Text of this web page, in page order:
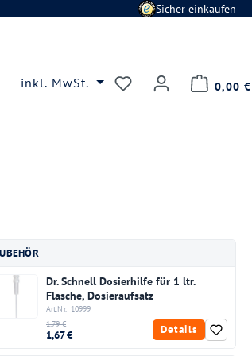
Sicher einkaufen
inkl. MwSt. Du hast 0 0,00 €
Dr. Schnell Dosierhilfe für 1 ltr.
Flasche, Dosieraufsatz
Art.Nr.: 10999
1,79 €
1,67 € Details